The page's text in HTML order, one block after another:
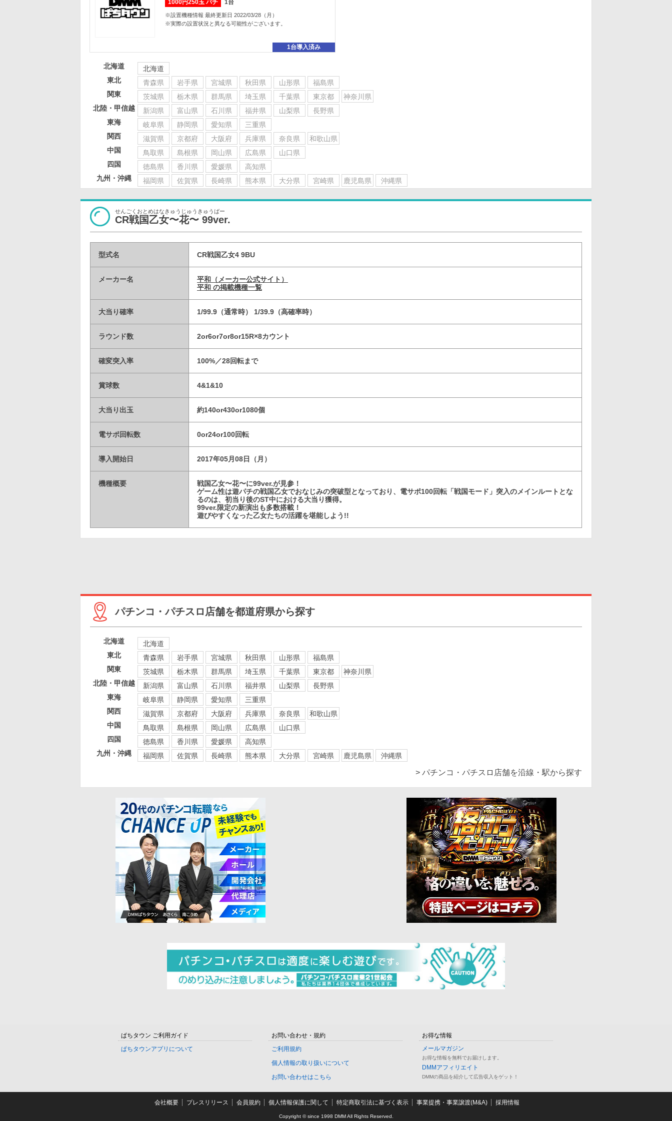
1000円250玉 パチ 1台
※設置機種情報 最終更新日 2022/03/28（月）
※実際の設置状況と異なる可能性がございます。
1台導入済み
北海道
北海道
東北
青森県 岩手県 宮城県 秋田県 山形県
福島県
関東
茨城県 栃木県 群馬県 埼玉県 千葉県 東京都
神奈川県
北陸・甲信越
新潟県 富山県 石川県 福井県 山梨県
長野県
東海
岐阜県 静岡県 愛知県
三重県
関西
滋賀県 京都府 大阪府 兵庫県 奈良県
和歌山県
中国
鳥取県 島根県 岡山県 広島県
山口県
四国
徳島県 香川県 愛媛県
高知県
九州・沖縄
福岡県 佐賀県 長崎県 熊本県 大分県 宮崎県 鹿児島県 沖縄県
せんごくおとめはなきゅうじゅうきゅうばー
CR戦国乙女〜花〜 99ver.
型式名 CR戦国乙女4 9BU
メーカー名
平和（メーカー公式サイト）
平和 の掲載機種一覧
大当り確率 1/99.9（通常時） 1/39.9（高確率時）
ラウンド数 2or6or7or8or15R×8カウント
確変突入率 100%／28回転まで
賞球数 4&1&10
大当り出玉 約140or430or1080個
電サポ回転数 0or24or100回転
導入開始日 2017年05月08日（月）
機種概要
戦国乙女〜花〜に99ver.が見参！
ゲーム性は遊パチの戦国乙女でおなじみの突破型となっており、電サポ100回転「戦国モード」突入のメインルートとな
るのは、初当り後のST中における大当り獲得。
99ver.限定の新演出も多数搭載！
遊びやすくなった乙女たちの活躍を堪能しよう!!
パチンコ・パチスロ店舗を都道府県から探す
北海道
北海道
東北
青森県 岩手県 宮城県 秋田県 山形県
福島県
関東
茨城県 栃木県 群馬県 埼玉県 千葉県 東京都
神奈川県
北陸・甲信越
新潟県 富山県 石川県 福井県 山梨県
長野県
東海
岐阜県 静岡県 愛知県
三重県
関西
滋賀県 京都府 大阪府 兵庫県 奈良県
和歌山県
中国
鳥取県 島根県 岡山県 広島県
山口県
四国
徳島県 香川県 愛媛県
高知県
九州・沖縄
福岡県 佐賀県 長崎県 熊本県 大分県 宮崎県 鹿児島県 沖縄県
> パチンコ・パチスロ店舗を沿線・駅から探す
ぱちタウン ご利用ガイド
ぱちタウンアプリについて
お問い合わせ・規約
ご利用規約
個人情報の取り扱いについて
お問い合わせはこちら
お得な情報
メールマガジン
お得な情報を無料でお届けします。
DMMアフィリエイト
DMMの商品を紹介して広告収入をゲット！
会社概要 プレスリリース 会員規約 個人情報保護に関して 特定商取引法に基づく表示 事業提携・事業譲渡(M&A) 採用情報
Copyright © since 1998 DMM All Rights Reserved.